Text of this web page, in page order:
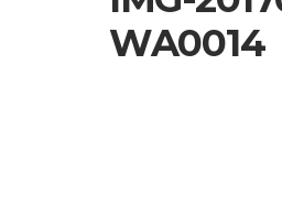
WA0014